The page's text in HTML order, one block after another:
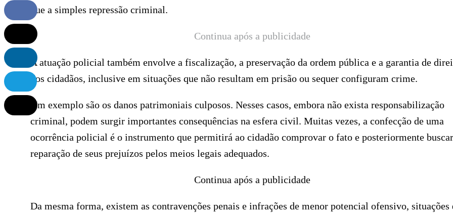
que a simples repressão criminal.
Continua após a publicidade
A atuação policial também envolve a fiscalização, a preservação da ordem pública e a garantia de
dos cidadãos, inclusive em situações que não resultam em prisão ou sequer configuram crime.
Um exemplo são os danos patrimoniais culposos. Nesses casos, embora não exista responsabilização
criminal, podem surgir importantes consequências na esfera civil. Muitas vezes, a confecção de uma
ocorrência policial é o instrumento que permitirá ao cidadão comprovar o fato e posteriormente
reparação de seus prejuízos pelos meios legais adequados.
Continua após a publicidade
Da mesma forma, existem as contravenções penais e infrações de menor potencial ofensivo, situações